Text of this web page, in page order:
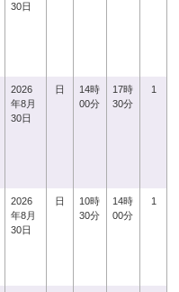
30日
2026
年8月
30日
日
14時
00分
17時
30分
1
2026
年8月
30日
日
10時
30分
14時
00分
1